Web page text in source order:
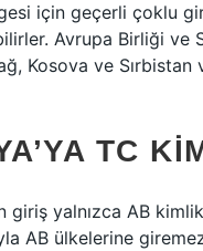
için geçerli çoklu
Avrupa Birliği ve
Kosova ve
TC
giriş yalnızca AB
AB ülkelerine